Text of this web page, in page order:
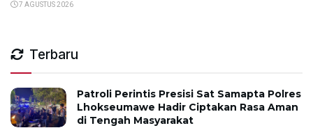
7 AGUSTUS 2026
Terbaru
Patroli Perintis Presisi Sat Samapta Polres
Lhokseumawe Hadir Ciptakan Rasa Aman
di Tengah Masyarakat